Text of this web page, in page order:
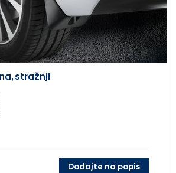
stražnji
Dodajte na popis